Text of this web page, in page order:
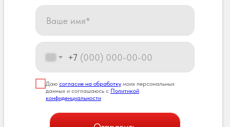
+7
Даю согласие на обработку моих персональных
данных и соглашаюсь с Политикой
конфиденциальности